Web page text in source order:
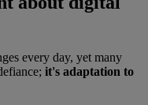
every day, yet many
it's adaptation to